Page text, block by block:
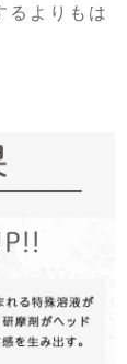
るよりもは